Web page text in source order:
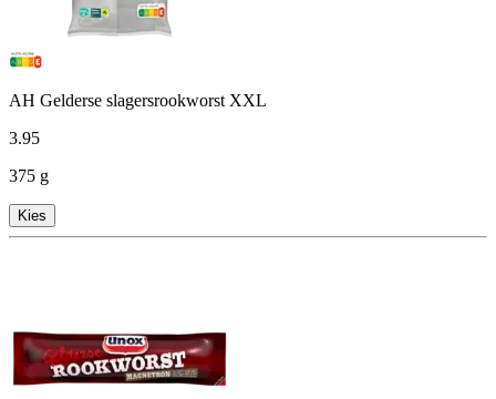
AH Gelderse slagersrookworst XXL
3.95
375 g
Kies